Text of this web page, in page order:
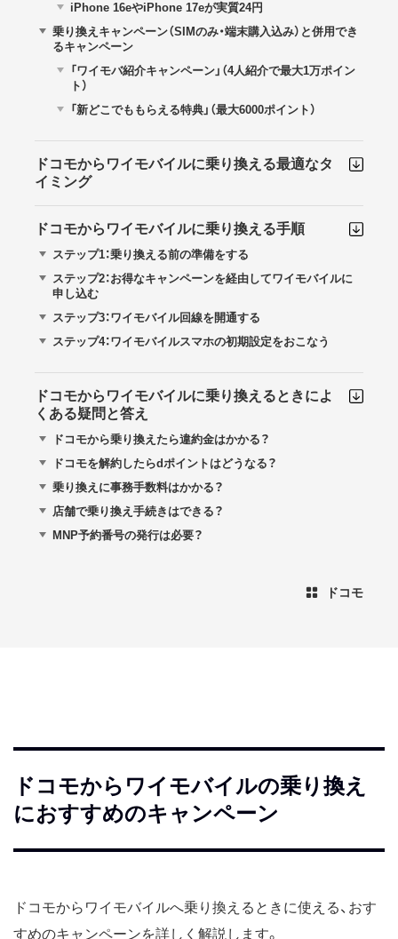
iPhone 16eやiPhone 17eが実質24円
乗り換えキャンペーン（SIMのみ・端末購入込み）と併用でき
るキャンペーン
「ワイモバ紹介キャンペーン」（4人紹介で最大1万ポイン
ト）
「新どこでももらえる特典」（最大6000ポイント）
ドコモからワイモバイルに乗り換える最適なタ
イミング
ドコモからワイモバイルに乗り換える手順
ステップ1：乗り換える前の準備をする
ステップ2：お得なキャンペーンを経由してワイモバイルに
申し込む
ステップ3：ワイモバイル回線を開通する
ステップ4：ワイモバイルスマホの初期設定をおこなう
ドコモからワイモバイルに乗り換えるときによ
くある疑問と答え
ドコモから乗り換えたら違約金はかかる？
ドコモを解約したらdポイントはどうなる？
乗り換えに事務手数料はかかる？
店舗で乗り換え手続きはできる？
MNP予約番号の発行は必要？
ドコモ
ドコモからワイモバイルの乗り換え
におすすめのキャンペーン
ドコモからワイモバイルへ乗り換えるときに使える、おす
すめのキャンペーンを詳しく解説します。